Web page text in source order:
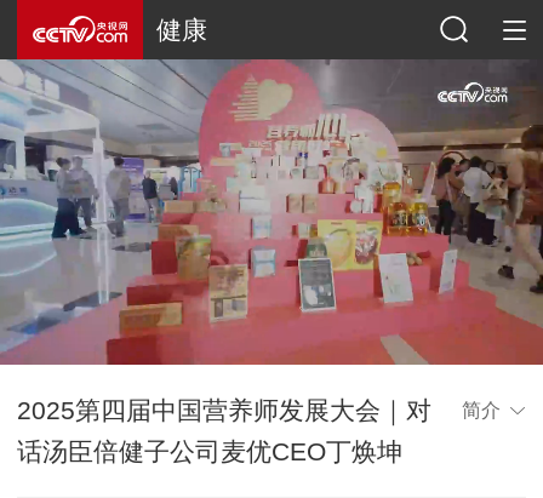
健康
2025第四届中国营养师发展大会｜对
话汤臣倍健子公司麦优CEO丁焕坤
简介